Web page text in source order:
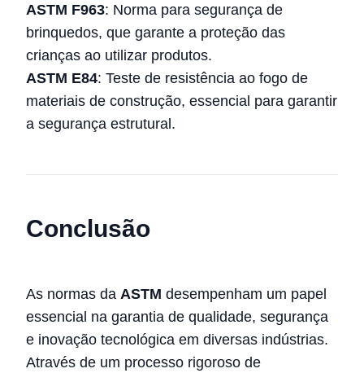
ASTM F963: Norma para segurança de
brinquedos, que garante a proteção das
crianças ao utilizar produtos.
ASTM E84: Teste de resistência ao fogo de
materiais de construção, essencial para garantir
a segurança estrutural.
Conclusão
As normas da ASTM desempenham um papel
essencial na garantia de qualidade, segurança
e inovação tecnológica em diversas indústrias.
Através de um processo rigoroso de